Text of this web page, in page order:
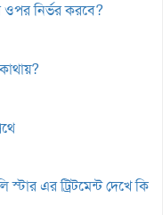
ওপর নির্ভর করবে?
এর ট্রিটমেন্ট দেখে কি